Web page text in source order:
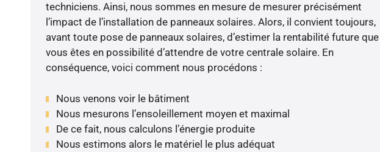
techniciens. Ainsi, nous sommes en mesure de mesurer précisément
l’impact de l’installation de panneaux solaires. Alors, il convient toujours,
avant toute pose de panneaux solaires, d’estimer la rentabilité future que
vous êtes en possibilité d’attendre de votre centrale solaire. En
conséquence, voici comment nous procédons :
Nous venons voir le bâtiment
Nous mesurons l’ensoleillement moyen et maximal
De ce fait, nous calculons l’énergie produite
Nous estimons alors le matériel le plus adéquat